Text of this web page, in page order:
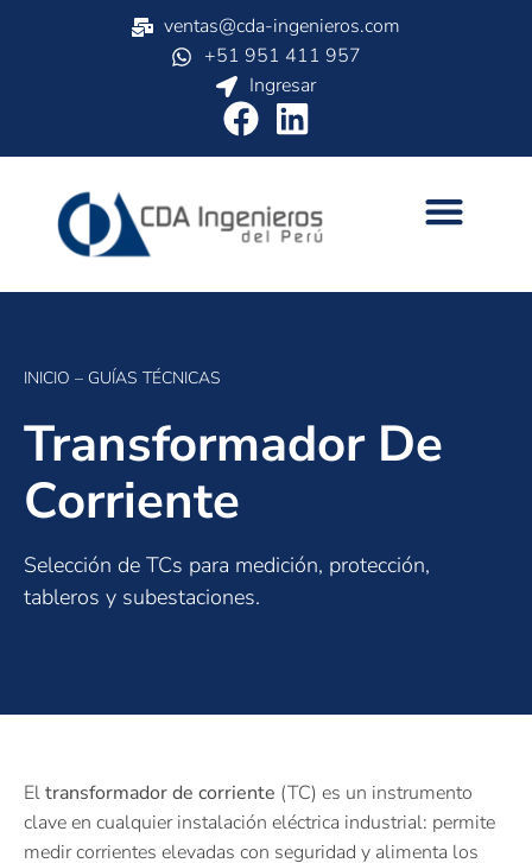
ventas@cda-ingenieros.com
+51 951 411 957
Ingresar
INICIO – GUÍAS TÉCNICAS
Transformador De
Corriente
Selección de TCs para medición, protección,
tableros y subestaciones.
Eltransformador de corriente (TC) es un instrumento
clave en cualquier instalación eléctrica industrial: permite
medir corrientes elevadas con seguridad y alimenta los